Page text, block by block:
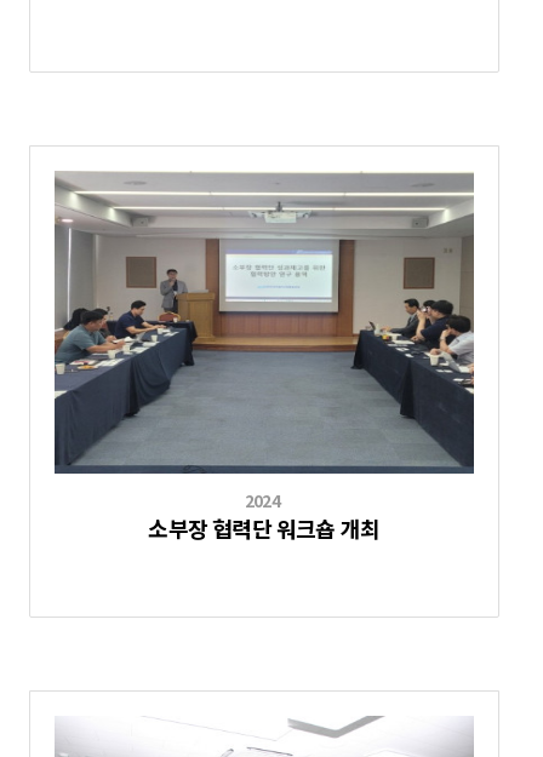
2024
소부장 협력단 워크숍 개최